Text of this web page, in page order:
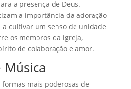
a presença de Deus.
a importância da adoração
cultivar um senso de unidade
os membros da igreja,
de colaboração e amor.
Música
mais poderosas de